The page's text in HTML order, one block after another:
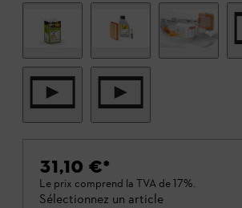
31,10 €*
Le prix comprend la TVA de 17%.
Sélectionnez un article